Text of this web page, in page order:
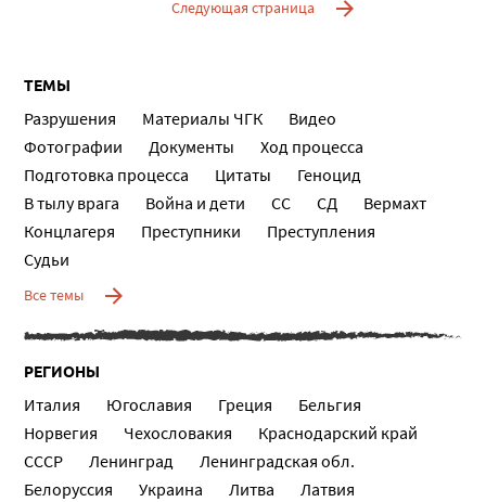
Следующая страница
ТЕМЫ
Разрушения Материалы ЧГК
Видео
Фотографии
Документы
Ход процесса
Подготовка процесса
Цитаты
Геноцид
В тылу врага
Война и дети СС СД
Вермахт
Концлагеря
Преступники
Преступления
Судьи
Все темы
РЕГИОНЫ
Италия Югославия Греция
Бельгия
Норвегия
Чехословакия
Краснодарский край
СССР
Ленинград
Ленинградская обл.
Белоруссия
Украина Литва
Латвия